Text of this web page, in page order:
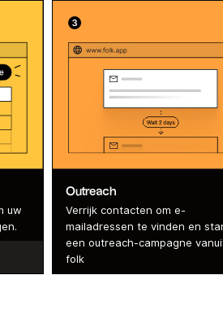
uw
Outreach
Verrijk contacten om e-
mailadressen te vinden en
een outreach-campagne
folk